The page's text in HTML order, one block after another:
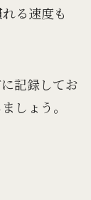
る速度も
記録してお
しょう。